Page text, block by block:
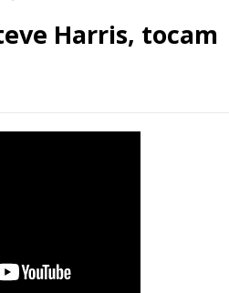
Harris, tocam